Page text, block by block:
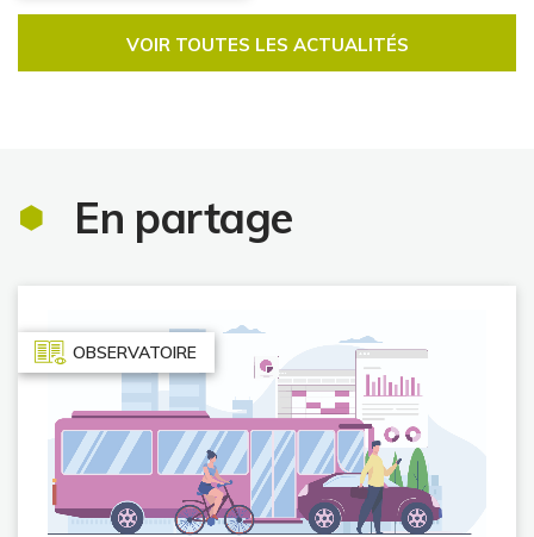
VOIR TOUTES LES ACTUALITÉS
En partage
OBSERVATOIRE